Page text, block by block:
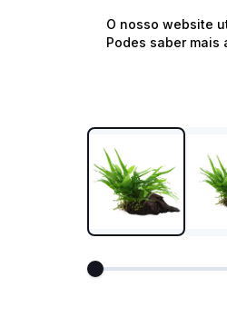
O nosso website
Podes saber mais